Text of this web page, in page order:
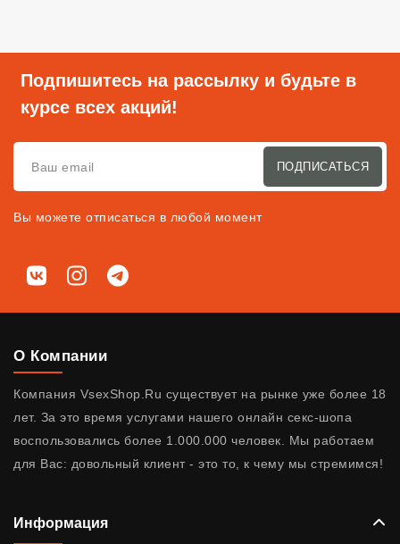
Подпишитесь на рассылку и будьте в
курсе всех акций!
ПОДПИСАТЬСЯ
Вы можете отписаться в любой момент
Мы в соц. сетях
ВКонтактеInstagramTelegram
О Компании
Компания VsexShop.Ru существует на рынке уже более 18
лет. За это время услугами нашего онлайн секс-шопа
воспользовались более 1.000.000 человек. Мы работаем
для Вас: довольный клиент - это то, к чему мы стремимся!
Информация